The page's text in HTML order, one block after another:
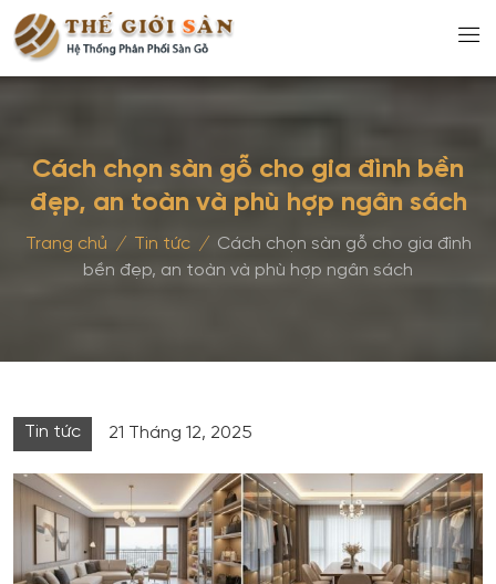
Cách chọn sàn gỗ cho gia đình bền
đẹp, an toàn và phù hợp ngân sách
Trang chủ / Tin tức / Cách chọn sàn gỗ cho gia đình
bền đẹp, an toàn và phù hợp ngân sách
Tin tức 21 Tháng 12, 2025